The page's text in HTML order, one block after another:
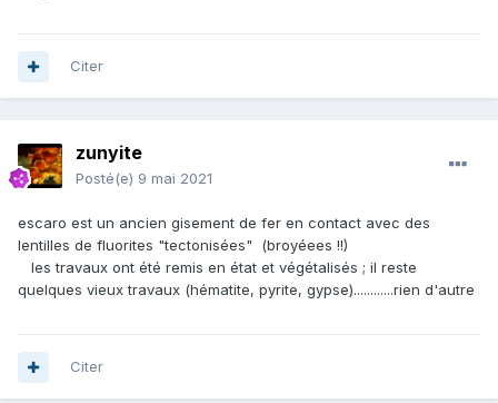
Citer
zunyite
Posté(e) 9 mai 2021
escaro est un ancien gisement de fer en contact avec des
lentilles de fluorites "tectonisées" (broyéees !!)
les travaux ont été remis en état et végétalisés ; il reste
quelques vieux travaux (hématite, pyrite, gypse)............rien d'autre
Citer